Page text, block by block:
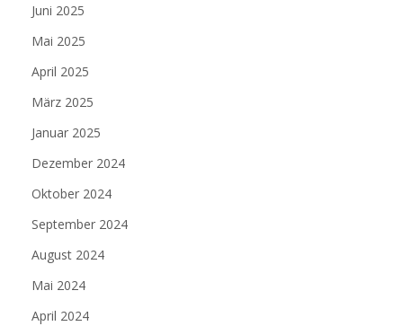
Juni 2025
Mai 2025
April 2025
März 2025
Januar 2025
Dezember 2024
Oktober 2024
September 2024
August 2024
Mai 2024
April 2024